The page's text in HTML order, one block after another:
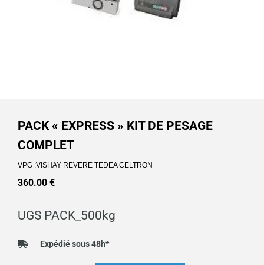
PACK « EXPRESS » KIT DE PESAGE
COMPLET
VPG :VISHAY REVERE TEDEA CELTRON
360.00 €
UGS PACK_500kg
Expédié sous 48h*